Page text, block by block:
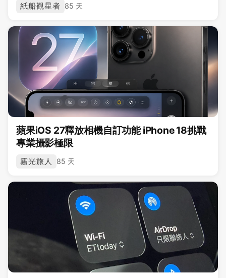
紙船觀星者 85 天
蘋果iOS 27釋放相機自訂功能 iPhone 18挑戰
專業攝影極限
霧光旅人 85 天